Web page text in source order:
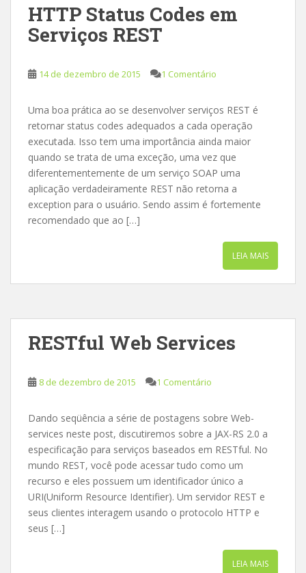
HTTP Status Codes em
Serviços REST
14 de dezembro de 2015 1 Comentário
Uma boa prática ao se desenvolver serviços REST é
retornar status codes adequados a cada operação
executada. Isso tem uma importância ainda maior
quando se trata de uma exceção, uma vez que
diferentementemente de um serviço SOAP uma
aplicação verdadeiramente REST não retorna a
exception para o usuário. Sendo assim é fortemente
recomendado que ao […]
LEIA MAIS
RESTful Web Services
8 de dezembro de 2015 1 Comentário
Dando seqüência a série de postagens sobre Web-
services neste post, discutiremos sobre a JAX-RS 2.0 a
especificação para serviços baseados em RESTful. No
mundo REST, você pode acessar tudo como um
recurso e eles possuem um identificador único a
URI(Uniform Resource Identifier). Um servidor REST e
seus clientes interagem usando o protocolo HTTP e
seus […]
LEIA MAIS